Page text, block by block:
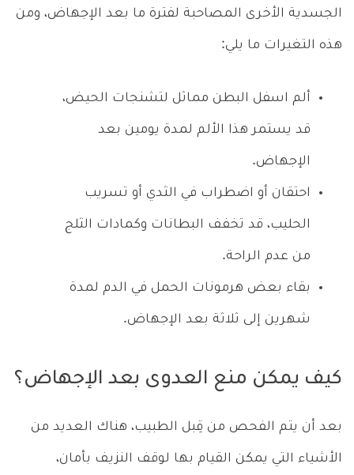
الجسدية الأخرى المصاحبة لفترة ما بعد الإجهاض، ومن
هذه التغيرات ما يلي:
ألم اسفل البطن مماثل لتشنجات الحيض،
قد يستمر هذا الألم لمدة يومين بعد
الإجهاض.
احتقان أو اضطراب في الثدي أو تسريب
الحليب، قد تخفف البطانات وكمادات الثلج
من عدم الراحة.
بقاء بعض هرمونات الحمل في الدم لمدة
شهرين إلى ثلاثة بعد الإجهاض.
كيف يمكن منع العدوى بعد الإجهاض؟
بعد أن يتم الفحص من قِبل الطبيب، هناك العديد من
الأشياء التي يمكن القيام بها لوقف النزيف بأمان،